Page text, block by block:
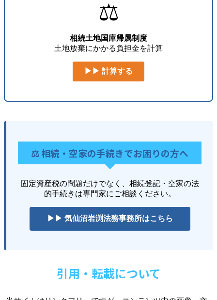
⚖️
相続土地国庫帰属制度
土地放棄にかかる負担金を計算
▶▶ 計算する
⚖️ 相続・空家の手続きでお困りの方へ
固定資産税の問題だけでなく、相続登記・空家の法
的手続きは専門家にご相談ください。
▶▶ 気仙沼岩渕法務事務所はこちら
引用・転載について